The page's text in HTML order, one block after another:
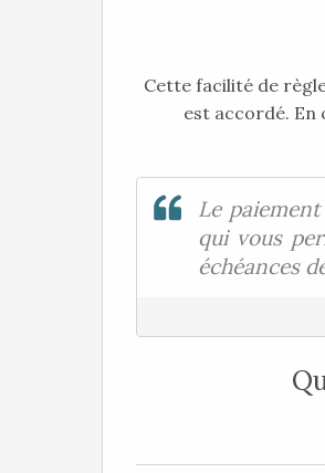
Cette facilité de
est accordé. En
Le
qui vous
échéances